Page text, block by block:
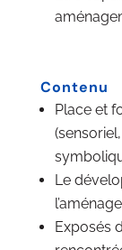
Contenu
Place et
Le
Exposés